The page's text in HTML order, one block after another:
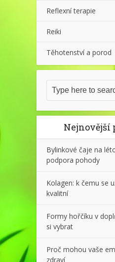
Reflexní terapie
Reiki
Těhotenství a porod
Nejnovější
Bylinkové čaje na
podpora pohody
Kolagen: k čemu se
kvalitní
Formy hořčíku v
si vybrat
Proč mohou vaše
zdraví